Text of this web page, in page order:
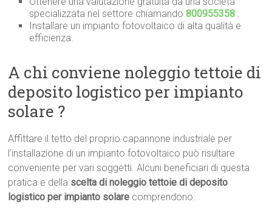
specializzata nel settore chiamando800955358 .
Installare un impianto fotovoltaico di alta qualità e
efficienza.
A chi conviene noleggio tettoie di
deposito logistico per impianto
solare ?
Affittare il tetto del proprio capannone industriale per
l’installazione di un impianto fotovoltaico può risultare
conveniente per vari soggetti. Alcuni beneficiari di questa
pratica e della scelta di noleggio tettoie di deposito
logistico per impianto solare comprendono: